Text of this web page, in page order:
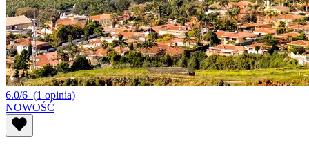
6.0/6 (1 opinia)
NOWOŚĆ